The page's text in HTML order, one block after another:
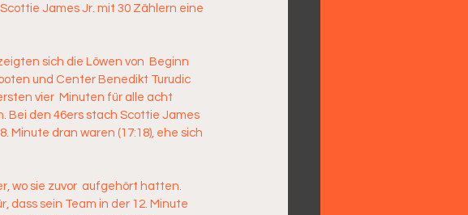
James Jr. mit 30 Zählern eine
sich die Löwen von  Beginn
und Center Benedikt Turudic
vier  Minuten für alle acht
Bei den 46ers stach Scottie James
Minute dran waren (17:18), ehe sich
wo sie zuvor  aufgehört hatten.
dass sein Team in der 12. Minute